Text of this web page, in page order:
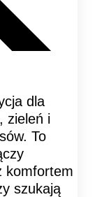
dla
zieleń i
To
komfortem
szukają